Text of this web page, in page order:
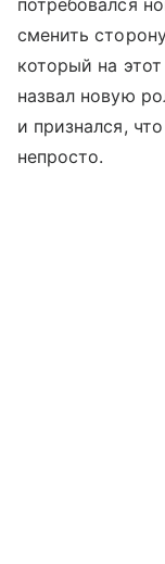
сменить
который на
назвал новую
и признался,
непросто.